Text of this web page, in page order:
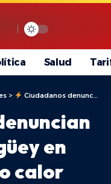
Salud
> Ciudadanos denuncian apagones en Higüey en medio de intenso calor
en
calor